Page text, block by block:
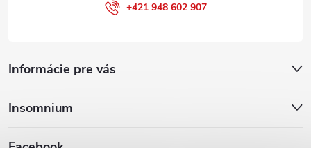
Informácie pre vás
Insomnium
+421 948 602 907